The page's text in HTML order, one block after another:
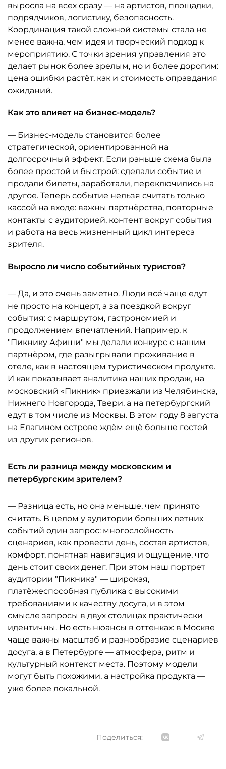
выросла на всех сразу — на артистов, площадки,
подрядчиков, логистику, безопасность.
Координация такой сложной системы стала не
менее важна, чем идея и творческий подход к
мероприятию. С точки зрения управления это
делает рынок более зрелым, но и более дорогим:
цена ошибки растёт, как и стоимость оправдания
ожиданий.
Как это влияет на бизнес-модель?
— Бизнес-модель становится более
стратегической, ориентированной на
долгосрочный эффект. Если раньше схема была
более простой и быстрой: сделали событие и
продали билеты, заработали, переключились на
другое. Теперь событие нельзя считать только
кассой на входе: важны партнёрства, повторные
контакты с аудиторией, контент вокруг события
и работа на весь жизненный цикл интереса
зрителя.
Выросло ли число событийных туристов?
— Да, и это очень заметно. Люди всё чаще едут
не просто на концерт, а за поездкой вокруг
события: с маршрутом, гастрономией и
продолжением впечатлений. Например, к
"Пикнику Афиши" мы делали конкурс с нашим
партнёром, где разыгрывали проживание в
отеле, как в настоящем туристическом продукте.
И как показывает аналитика наших продаж, на
московский «Пикник» приезжали из Челябинска,
Нижнего Новгорода, Твери, а на петербургский
едут в том числе из Москвы. В этом году 8 августа
на Елагином острове ждём ещё больше гостей
из других регионов.
Есть ли разница между московским и
петербургским зрителем?
— Разница есть, но она меньше, чем принято
считать. В целом у аудитории больших летних
событий один запрос: многослойность
сценариев, как провести день, состав артистов,
комфорт, понятная навигация и ощущение, что
день стоит своих денег. При этом наш портрет
аудитории "Пикника" — широкая,
платёжеспособная публика с высокими
требованиями к качеству досуга, и в этом
смысле запросы в двух столицах практически
идентичны. Но есть нюансы в оттенках: в Москве
чаще важны масштаб и разнообразие сценариев
досуга, а в Петербурге — атмосфера, ритм и
культурный контекст места. Поэтому модели
могут быть похожими, а настройка продукта —
уже более локальной.
Поделиться: